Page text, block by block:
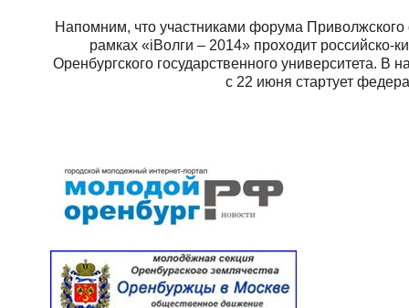
Напомним, что участниками форума
рамках «iВолги – 2014» проходит российско-
Оренбургского государственного университета.
с 22 июня стартует